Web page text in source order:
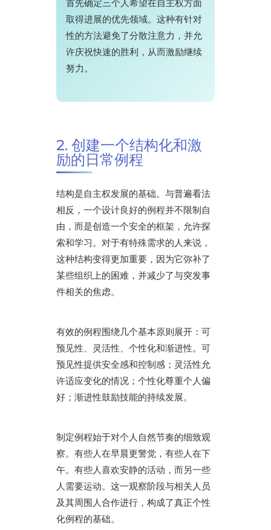
首先确定三个人希望在自主权方面
取得进展的优先领域。这种有针对
性的方法避免了分散注意力，并允
许庆祝快速的胜利，从而激励继续
努力。
2. 创建一个结构化和激
励的日常例程
结构是自主权发展的基础。与普遍看法
相反，一个设计良好的例程并不限制自
由，而是创造一个安全的框架，允许探
索和学习。对于有特殊需求的人来说，
这种结构变得更加重要，因为它弥补了
某些组织上的困难，并减少了与突发事
件相关的焦虑。
有效的例程围绕几个基本原则展开：可
预见性、灵活性、个性化和渐进性。可
预见性提供安全感和控制感；灵活性允
许适应变化的情况；个性化尊重个人偏
好；渐进性鼓励技能的持续发展。
制定例程始于对个人自然节奏的细致观
察。有些人在早晨更警觉，有些人在下
午。有些人喜欢安静的活动，而另一些
人需要运动。这一观察阶段与相关人员
及其周围人合作进行，构成了真正个性
化例程的基础。